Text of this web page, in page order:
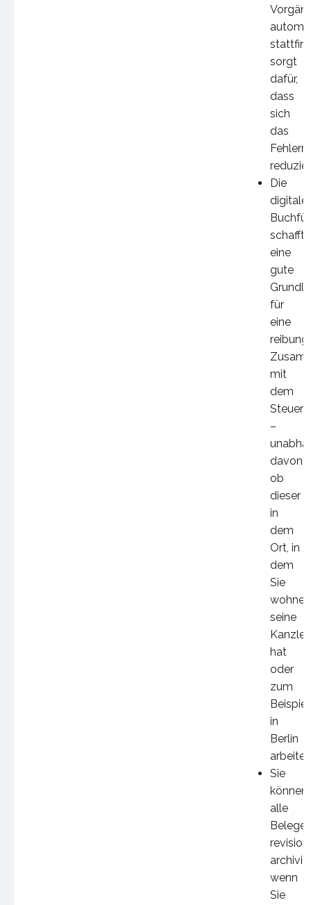
sorgt
dafür,
dass
sich
das
Die
digitale
schafft
eine
gute
für
eine
mit
dem
–
davon,
ob
dieser
in
dem
Ort, in
dem
Sie
seine
Kanzlei
hat
oder
zum
Beispiel
in
Berlin
arbeitet.
Sie
können
alle
Belege
wenn
Sie